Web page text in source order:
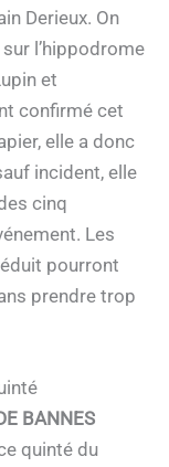
Derieux. On
l’hippodrome
et
confirmé cet
elle a donc
incident, elle
cinq
Les
pourront
prendre trop
BANNES
quinté du